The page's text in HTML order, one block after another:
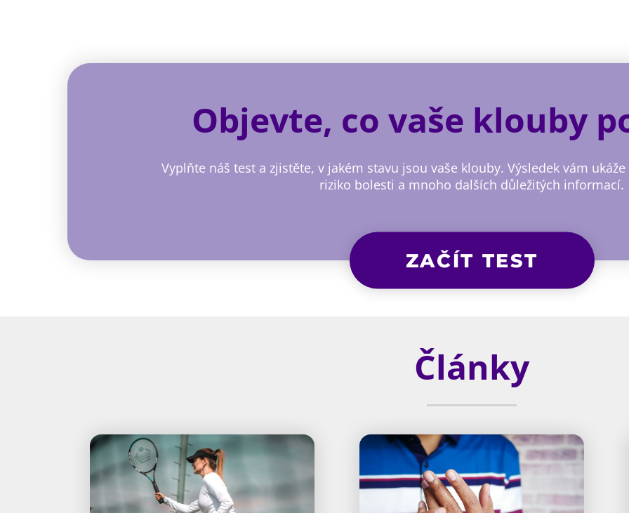
Objevte, co vaše klouby
Vyplňte náš test a zjistěte, v jakém stavu jsou vaše klouby. Výsledek vám
riziko bolesti a mnoho dalších důležitých informací.
ZAČÍT TEST
Články